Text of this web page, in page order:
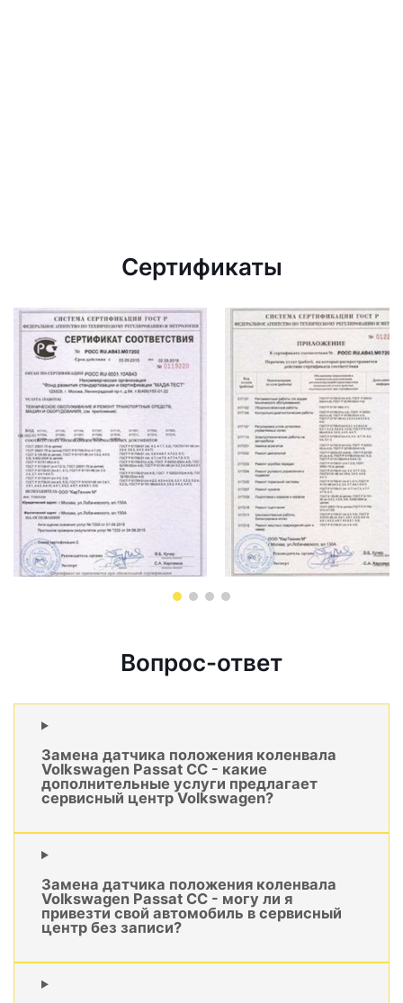
Сертификаты
Вопрос-ответ
Замена датчика положения коленвала
Volkswagen Passat CC - какие
дополнительные услуги предлагает
сервисный центр Volkswagen?
Замена датчика положения коленвала
Volkswagen Passat CC - могу ли я
привезти свой автомобиль в сервисный
центр без записи?